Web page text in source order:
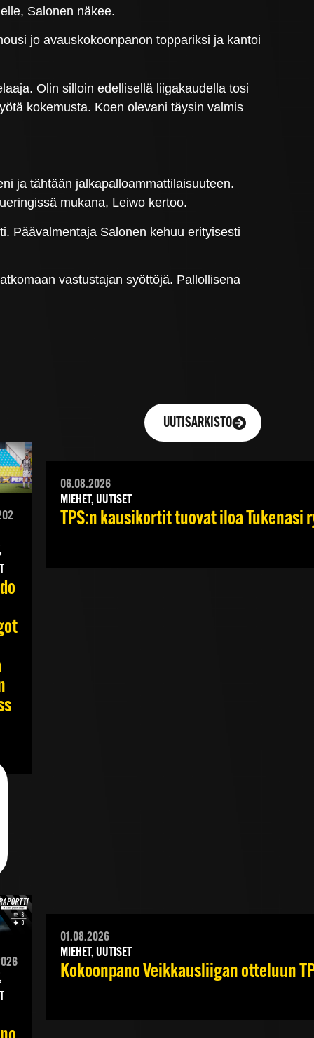
Salonen näkee.
jo avauskokoonpanon toppariksi ja kantoi
Olin silloin edellisellä liigakaudella tosi
kokemusta. Koen olevani täysin valmis
ja tähtään jalkapalloammattilaisuuteen.
mukana, Leiwo kertoo.
Päävalmentaja Salonen kehuu erityisesti
vastustajan syöttöjä. Pallollisena
UUTISARKISTO
06.08.2026
MIEHET, UUTISET
TPS:n kausikortit tuovat iloa Tukenasi
01.08.2026
MIEHET, UUTISET
Kokoonpano Veikkausliigan otteluun